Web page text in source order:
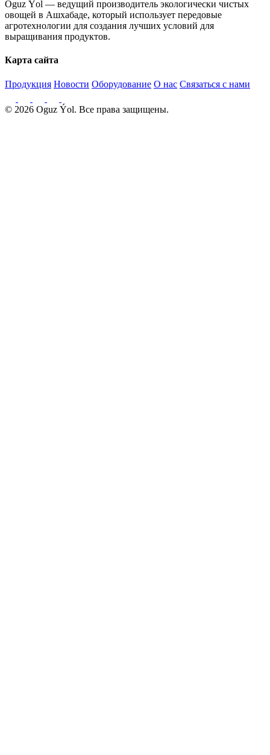
Oguz Ýol — ведущий производитель экологически чистых
овощей в Ашхабаде, который использует передовые
агротехнологии для создания лучших условий для
выращивания продуктов.
Карта сайта
Продукция Новости Оборудование О нас Связаться с нами
© 2026 Oguz Ýol. Все права защищены.